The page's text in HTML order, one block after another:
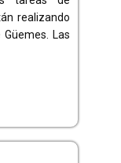
realizando
Las